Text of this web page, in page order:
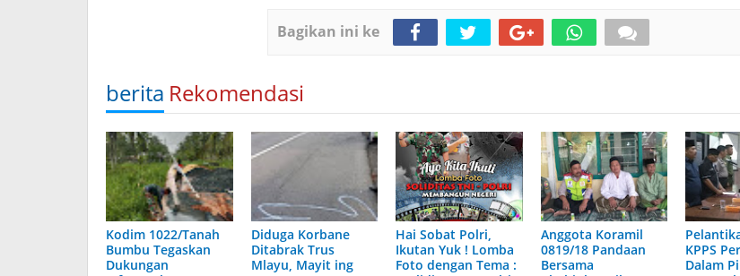
Bagikan ini ke
berita Rekomendasi
Kodim 1022/Tanah
Bumbu Tegaskan
Dukungan
Diduga Korbane
Ditabrak Trus
Mlayu, Mayit ing
Hai Sobat Polri,
Ikutan Yuk ! Lomba
Foto dengan Tema :
Anggota Koramil
0819/18 Pandaan
Bersama
KPPS
Dalam